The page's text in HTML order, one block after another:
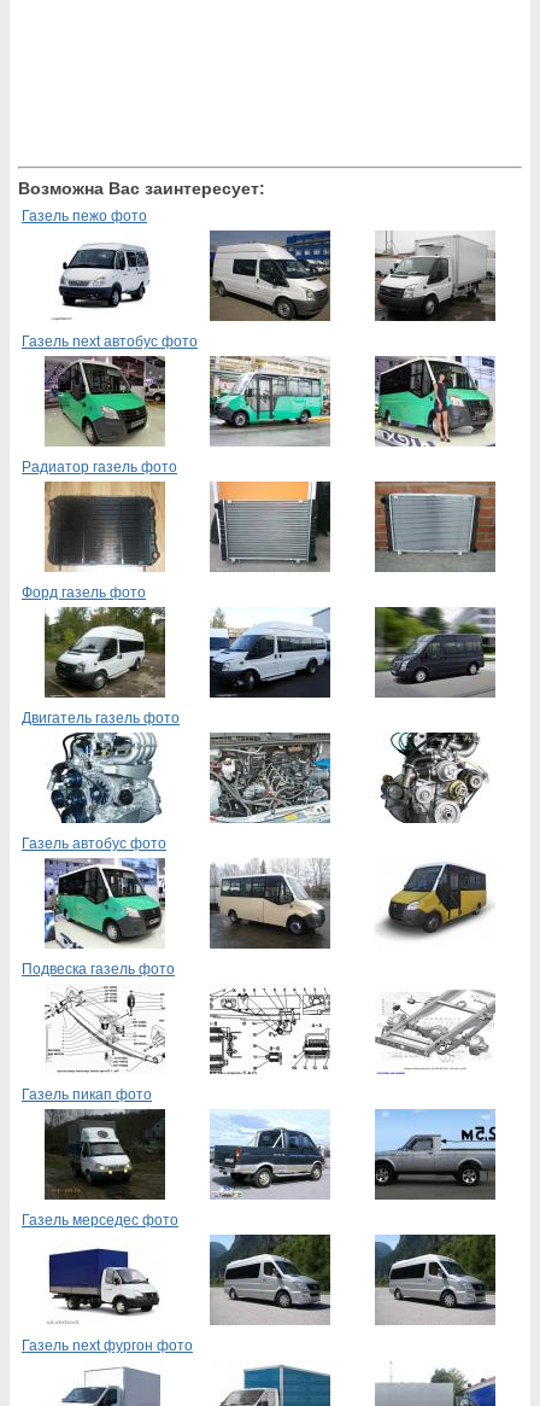
Возможна Вас заинтересует:
Газель пежо фото
Газель next автобус фото
Радиатор газель фото
Форд газель фото
Двигатель газель фото
Газель автобус фото
Подвеска газель фото
Газель пикап фото
Газель мерседес фото
Газель next фургон фото